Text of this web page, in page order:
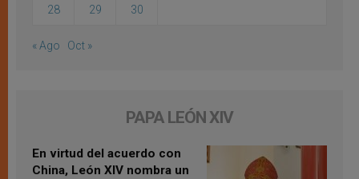
28 29 30
« Ago Oct »
PAPA LEÓN XIV
En virtud del acuerdo con
China, León XIV nombra un